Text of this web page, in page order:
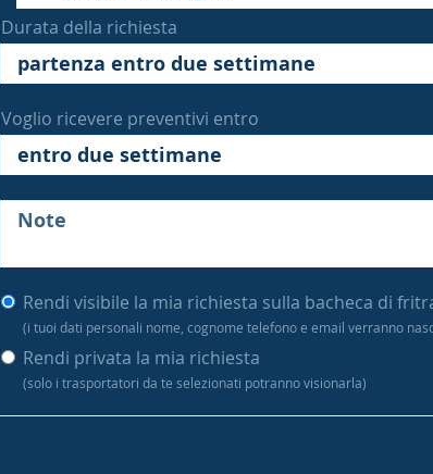
Durata della richiesta
Voglio ricevere preventivi entro
Rendi visibile la mia richiesta sulla bacheca di
(i tuoi dati personali nome, cognome telefono e email verranno
Rendi privata la mia richiesta
(solo i trasportatori da te selezionati potranno visionarla)